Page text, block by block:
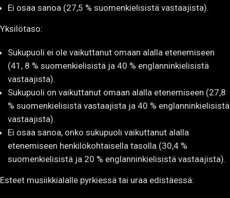
Ei osaa sanoa (27,5 % suomenkielisistä vastaajista).
Yksilötaso:
Sukupuoli ei ole vaikuttanut omaan alalla etenemiseen
(41, 8 % suomenkielisistä ja 40 % englanninkielisistä
vastaajista).
Sukupuoli on vaikuttanut omaan alalla etenemiseen (27,8
% suomenkielisistä vastaajista ja 40 % englanninkielisistä
vastaajista).
Ei osaa sanoa, onko sukupuoli vaikuttanut alalla
etenemiseen henkilökohtaisella tasolla (30,4 %
suomenkielisistä ja 20 % englanninkielisistä vastaajista).
Esteet musiikkialalle pyrkiessä tai uraa edistäessä: